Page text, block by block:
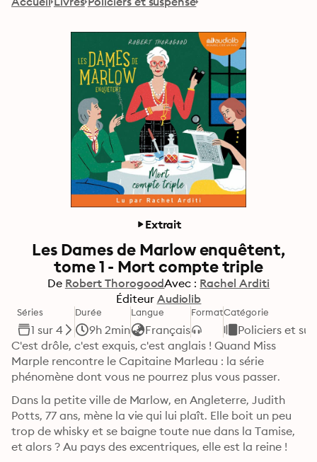
Extrait
Les Dames de Marlow enquêtent,
tome 1 - Mort compte triple
De Robert ThorogoodAvec : Rachel Arditi
Éditeur Audiolib
Séries
1 sur 4
Durée
9h 2min
Langue
Français
FormatCatégorie
Policiers et
C'est drôle, c'est exquis, c'est anglais ! Quand Miss
Marple rencontre le Capitaine Marleau : la série
phénomène dont vous ne pourrez plus vous passer.
Dans la petite ville de Marlow, en Angleterre, Judith
Potts, 77 ans, mène la vie qui lui plaît. Elle boit un peu
trop de whisky et se baigne toute nue dans la Tamise,
et alors ? Au pays des excentriques, elle est la reine !